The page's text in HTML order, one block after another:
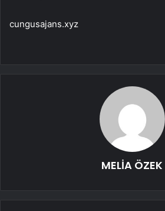
cungusajans.xyz
MELİA ÖZEK